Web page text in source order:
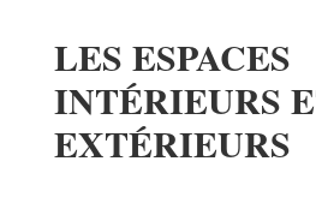
LES ESPACES
INTÉRIEURS
EXTÉRIEURS